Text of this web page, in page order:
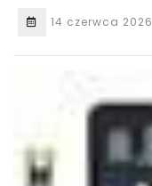
14 czerwca 2026